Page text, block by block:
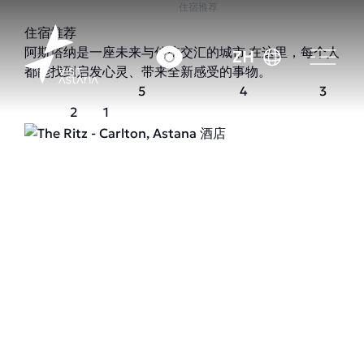
ZH
住宿推荐
住宿推荐
阿斯塔纳是一座未来与传统交汇的城市 在这里，每个人
都能找到启发心灵、带来全新感受的事物。
5
4
3
2
1